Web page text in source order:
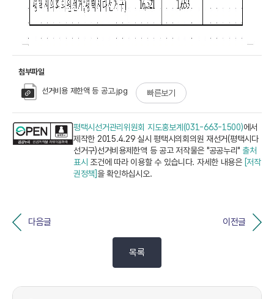
첨부파일
선거비용 제한액 등 공고.jpg 빠른보기
평택시선거관리위원회 지도홍보계(031-663-1500)에서
제작한 2015.4.29 실시 평택시의회의원 재선거(평택시다
선거구)선거비용제한액 등 공고 저작물은 "공공누리" 출처
표시 조건에 따라 이용할 수 있습니다. 자세한 내용은 [저작
권정책]을 확인하십시오.
다음글 이전글
목록